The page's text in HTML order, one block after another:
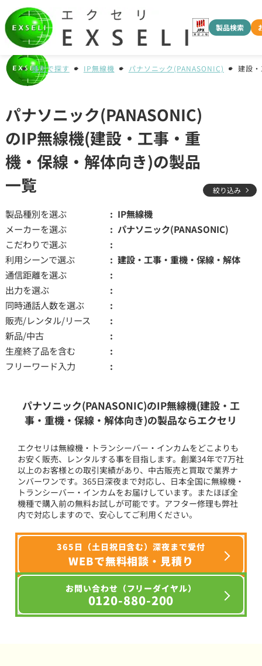
製品検索
種別で探す IP無線機 パナソニック(PANASONIC) 建設
パナソニック(PANASONIC)
のIP無線機(建設・工事・重
機・保線・解体向き)の製品
一覧
絞り込み
製品種別を選ぶ
IP無線機
メーカーを選ぶ
パナソニック(PANASONIC)
こだわりで選ぶ
利用シーンで選ぶ
建設・工事・重機・保線・解体
通信距離を選ぶ
出力を選ぶ
同時通話人数を選ぶ
販売/レンタル/リース
新品/中古
生産終了品を含む
フリーワード入力
パナソニック(PANASONIC)のIP無線機(建設・工
事・重機・保線・解体向き)の製品ならエクセリ
エクセリは無線機・トランシーバー・インカムをどこよりも
お安く販売、レンタルする事を目指します。創業34年で7万社
以上のお客様との取引実績があり、中古販売と買取で業界ナ
ンバーワンです。365日深夜まで対応し、日本全国に無線機・
トランシーバー・インカムをお届けしています。またほぼ全
機種で購入前の無料お試しが可能です。アフター修理も弊社
内で対応しますので、安心してご利用ください。
365日（土日祝日含む）深夜まで受付
WEBで無料相談・見積り
お問い合わせ（フリーダイヤル）
0120-880-200